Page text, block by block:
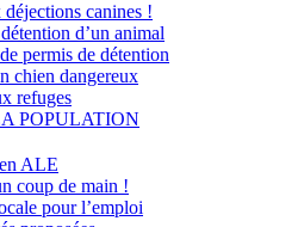
déjections canines !
d’un animal
permis de détention
chien dangereux
refuges
POPULATION
ALE
coup de main !
pour l’emploi